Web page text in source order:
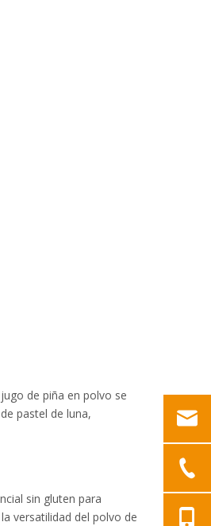
de piña en polvo se
pastel de luna,
sin gluten para
versatilidad del polvo de